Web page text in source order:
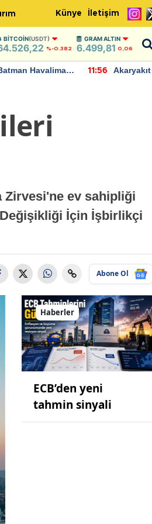
Künye İletişim
BITCOIN(USDT)
%-0.382
GRAM ALTIN
6.499,81 0,06
Havalimanı
11:56
Zirvesi'ne ev sahipliği
Değişikliği İçin İşbirlikçi
Abone Ol
Haberler
ECB’den yeni
tahmin sinyali